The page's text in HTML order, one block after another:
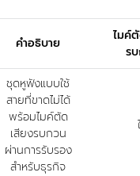
คำอธิบาย
ไมค์
ร
ชุดหูฟังแบบใช้
สายที่ขาดไม่ได้
พร้อมไมค์ตัด
เสียงรบกวน
ผ่านการรับรอง
สำหรับธุรกิจ